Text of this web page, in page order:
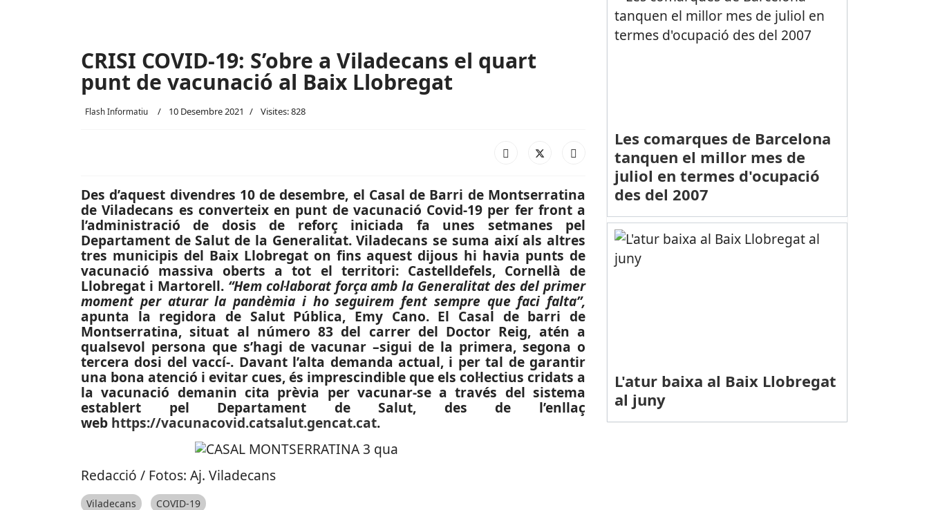
CRISI COVID-19: S’obre a Viladecans el quart
punt de vacunació al Baix Llobregat
Flash Informatiu 10 Desembre 2021 Visites: 828
Des d’aquest divendres 10 de desembre, el Casal de Barri de Montserratina
de Viladecans es converteix en punt de vacunació Covid-19 per fer front a
l’administració de dosis de reforç iniciada fa unes setmanes pel
Departament de Salut de la Generalitat. Viladecans se suma així als altres
tres municipis del Baix Llobregat on fins aquest dijous hi havia punts de
vacunació massiva oberts a tot el territori: Castelldefels, Cornellà de
Llobregat i Martorell. “Hem col·laborat força amb la Generalitat des del primer
moment per aturar la pandèmia i ho seguirem fent sempre que faci falta”,
apunta la regidora de Salut Pública, Emy Cano. El Casal de barri de
Montserratina, situat al número 83 del carrer del Doctor Reig, atén a
qualsevol persona que s’hagi de vacunar –sigui de la primera, segona o
tercera dosi del vaccí-. Davant l’alta demanda actual, i per tal de garantir
una bona atenció i evitar cues, és imprescindible que els col·lectius cridats a
la vacunació demanin cita prèvia per vacunar-se a través del sistema
establert pel Departament de Salut, des de l’enllaç
web https://vacunacovid.catsalut.gencat.cat.
Redacció / Fotos: Aj. Viladecans
Viladecans COVID-19
Les comarques de Barcelona
tanquen el millor mes de
juliol en termes d'ocupació
des del 2007
L'atur baixa al Baix Llobregat
al juny